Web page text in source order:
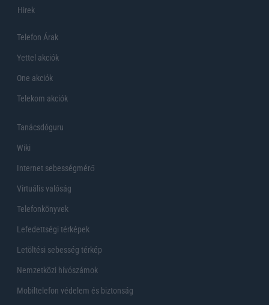
Hirek
Telefon Árak
Yettel akciók
One akciók
Telekom akciók
Tanácsdóguru
Wiki
Internet sebességmérő
Virtuális valóság
Telefonkönyvek
Lefedettségi térképek
Letöltési sebesség térkép
Nemzetközi hívószámok
Mobiltelefon védelem és biztonság